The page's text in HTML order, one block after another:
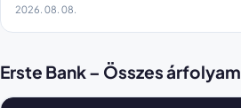
2026. 08. 08.
Erste Bank – Összes árfolyam